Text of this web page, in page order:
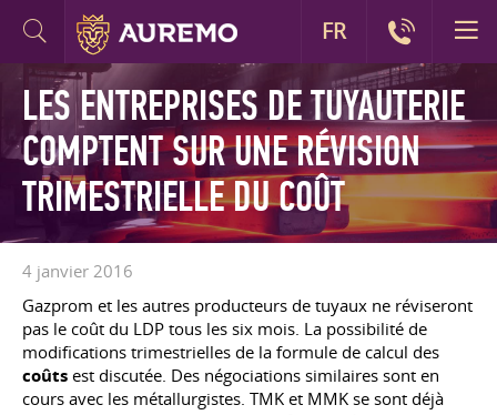
LES ENTREPRISES DE TUYAUTERIE
COMPTENT SUR UNE RÉVISION
TRIMESTRIELLE DU COÛT
4 janvier 2016
Gazprom et les autres producteurs de tuyaux ne réviseront
pas le coût du LDP tous les six mois. La possibilité de
modifications trimestrielles de la formule de calcul des
coûts est discutée. Des négociations similaires sont en
cours avec les métallurgistes. TMK et MMK se sont déjà
FR